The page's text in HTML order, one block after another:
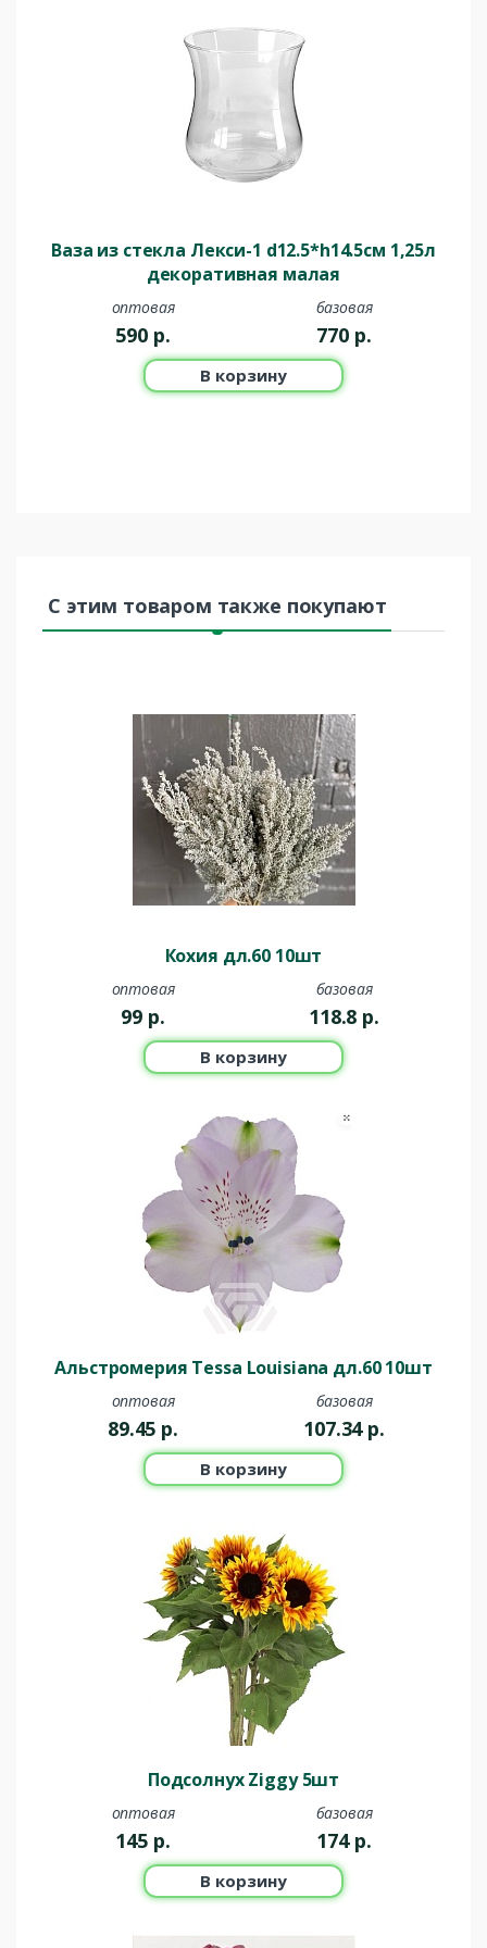
Ваза из стекла Лекси-1 d12.5*h14.5см 1,25л
декоративная малая
оптовая
590 р.
базовая
770 р.
В корзину
С этим товаром также покупают
Кохия дл.60 10шт
оптовая
99 р.
базовая
118.8 р.
В корзину
Альстромерия Tessa Louisiana дл.60 10шт
оптовая
89.45 р.
базовая
107.34 р.
В корзину
Подсолнух Ziggy 5шт
оптовая
145 р.
базовая
174 р.
В корзину